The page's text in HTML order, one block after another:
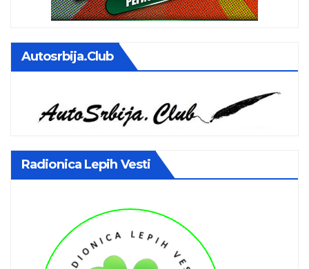
Autosrbija.club
Radionica Lepih Vesti